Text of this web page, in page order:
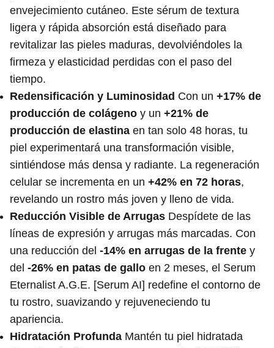
envejecimiento cutáneo. Este sérum de textura
ligera y rápida absorción está diseñado para
revitalizar las pieles maduras, devolviéndoles la
firmeza y elasticidad perdidas con el paso del
tiempo.
Redensificación y Luminosidad Con un +17% de
producción de colágeno y un +21% de
producción de elastina en tan solo 48 horas, tu
piel experimentará una transformación visible,
sintiéndose más densa y radiante. La regeneración
celular se incrementa en un +42% en 72 horas,
revelando un rostro más joven y lleno de vida.
Reducción Visible de Arrugas Despídete de las
líneas de expresión y arrugas más marcadas. Con
una reducción del -14% en arrugas de la frente y
del -26% en patas de gallo en 2 meses, el Serum
Eternalist A.G.E. [Serum AI] redefine el contorno de
tu rostro, suavizando y rejuveneciendo tu
apariencia.
Hidratación Profunda Mantén tu piel hidratada